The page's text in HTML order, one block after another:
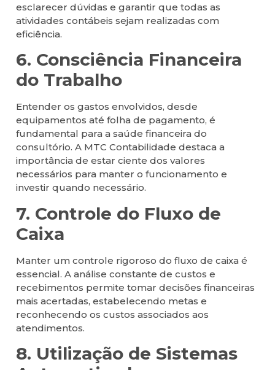
esclarecer dúvidas e garantir que todas as
atividades contábeis sejam realizadas com
eficiência.
6. Consciência Financeira
do Trabalho
Entender os gastos envolvidos, desde
equipamentos até folha de pagamento, é
fundamental para a saúde financeira do
consultório. A MTC Contabilidade destaca a
importância de estar ciente dos valores
necessários para manter o funcionamento e
investir quando necessário.
7. Controle do Fluxo de
Caixa
Manter um controle rigoroso do fluxo de caixa é
essencial. A análise constante de custos e
recebimentos permite tomar decisões financeiras
mais acertadas, estabelecendo metas e
reconhecendo os custos associados aos
atendimentos.
8. Utilização de Sistemas